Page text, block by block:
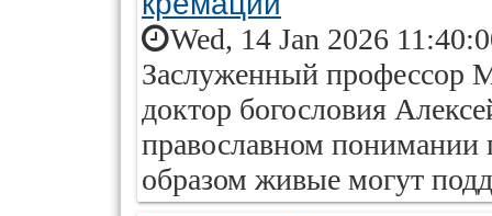
Wed, 14 Jan 2026
Заслуженный профессор
доктор богословия
православном понимании
образом живые могут